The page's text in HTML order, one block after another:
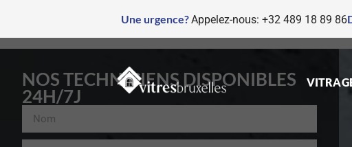
Une urgence?Appelez-nous: +32 489 18 89 86
NOS TECHNICIENS DISPONIBLES
24H/7J